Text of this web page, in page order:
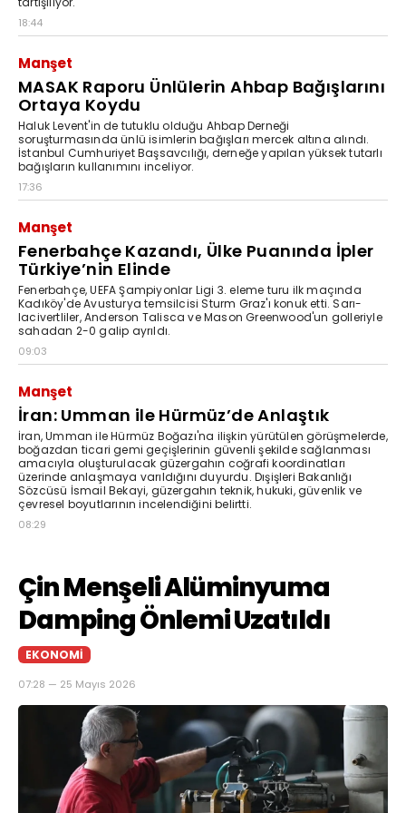
18:44
Manşet
MASAK Raporu Ünlülerin Ahbap Bağışlarını
Ortaya Koydu
Haluk Levent'in de tutuklu olduğu Ahbap Derneği
soruşturmasında ünlü isimlerin bağışları mercek altına alındı.
İstanbul Cumhuriyet Başsavcılığı, derneğe yapılan yüksek tutarlı
bağışların kullanımını inceliyor.
17:36
Manşet
Fenerbahçe Kazandı, Ülke Puanında İpler
Türkiye’nin Elinde
Fenerbahçe, UEFA Şampiyonlar Ligi 3. eleme turu ilk maçında
Kadıköy'de Avusturya temsilcisi Sturm Graz'ı konuk etti. Sarı-
lacivertliler, Anderson Talisca ve Mason Greenwood'un golleriyle
sahadan 2-0 galip ayrıldı.
09:03
Manşet
İran: Umman ile Hürmüz’de Anlaştık
İran, Umman ile Hürmüz Boğazı'na ilişkin yürütülen görüşmelerde,
boğazdan ticari gemi geçişlerinin güvenli şekilde sağlanması
amacıyla oluşturulacak güzergahın coğrafi koordinatları
üzerinde anlaşmaya varıldığını duyurdu. Dışişleri Bakanlığı
Sözcüsü İsmail Bekayi, güzergahın teknik, hukuki, güvenlik ve
çevresel boyutlarının incelendiğini belirtti.
08:29